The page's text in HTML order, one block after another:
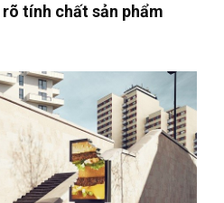
tính chất sản phẩm